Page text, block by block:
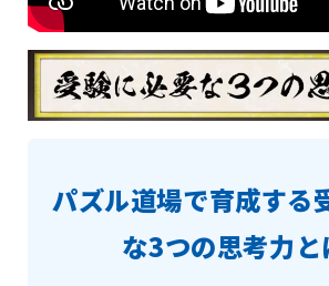
パズル道場で育成する
な3つの思考力と